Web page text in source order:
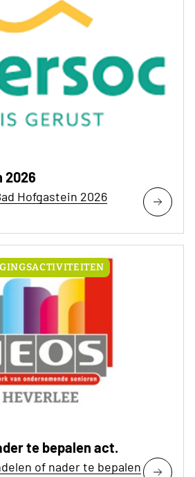
2026
Hofgastein 2026
te bepalen act.
of nader te bepalen